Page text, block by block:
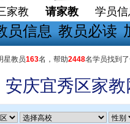
家教 请家教 学员信
员信息 教员必读
星教员163名，帮助2448名学员找到
安庆宜秀区家教